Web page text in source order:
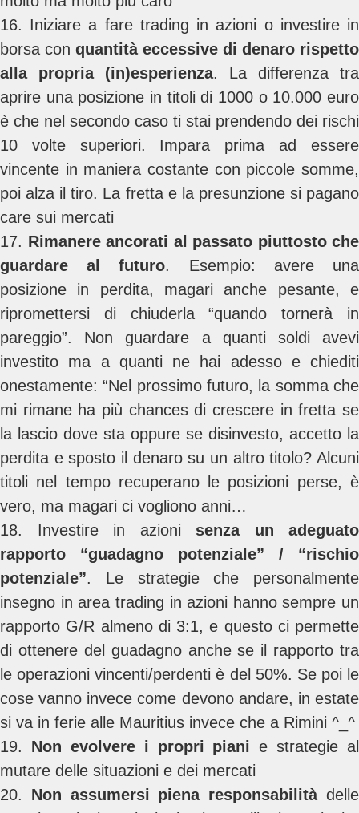
16. Iniziare a fare trading in azioni o investire in
borsa con quantità eccessive di denaro rispetto
alla propria (in)esperienza. La differenza tra
aprire una posizione in titoli di 1000 o 10.000 euro
è che nel secondo caso ti stai prendendo dei rischi
10 volte superiori. Impara prima ad essere
vincente in maniera costante con piccole somme,
poi alza il tiro. La fretta e la presunzione si pagano
care sui mercati
17. Rimanere ancorati al passato piuttosto che
guardare al futuro. Esempio: avere una
posizione in perdita, magari anche pesante, e
ripromettersi di chiuderla “quando tornerà in
pareggio”. Non guardare a quanti soldi avevi
investito ma a quanti ne hai adesso e chiediti
onestamente: “Nel prossimo futuro, la somma che
mi rimane ha più chances di crescere in fretta se
la lascio dove sta oppure se disinvesto, accetto la
perdita e sposto il denaro su un altro titolo? Alcuni
titoli nel tempo recuperano le posizioni perse, è
vero, ma magari ci vogliono anni…
18. Investire in azioni senza un adeguato
rapporto “guadagno potenziale” / “rischio
potenziale”. Le strategie che personalmente
insegno in area trading in azioni hanno sempre un
rapporto G/R almeno di 3:1, e questo ci permette
di ottenere del guadagno anche se il rapporto tra
le operazioni vincenti/perdenti è del 50%. Se poi le
cose vanno invece come devono andare, in estate
si va in ferie alle Mauritius invece che a Rimini ^_^
19. Non evolvere i propri pianie strategie al
mutare delle situazioni e dei mercati
20. Non assumersi piena responsabilitàdelle